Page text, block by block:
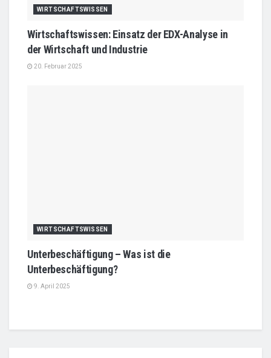
WIRTSCHAFTSWISSEN
Wirtschaftswissen: Einsatz der EDX-Analyse in
der Wirtschaft und Industrie
20. Februar 2025
WIRTSCHAFTSWISSEN
Unterbeschäftigung – Was ist die
Unterbeschäftigung?
9. April 2025